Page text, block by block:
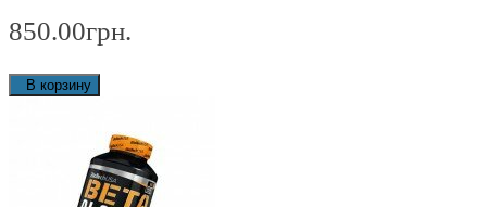
850.00грн.
В корзину